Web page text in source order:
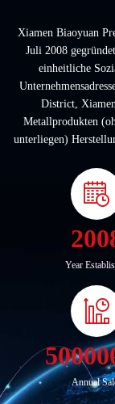
Xiamen Biaoyuan
Juli 2008
einheitliche
District,
Metallprodukten
unterliegen)­
Year
Annual